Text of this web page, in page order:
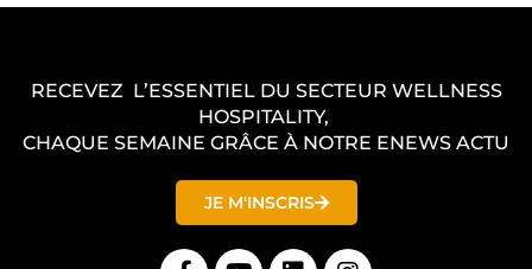
RECEVEZ L’ESSENTIEL DU SECTEUR WELLNESS
HOSPITALITY,
CHAQUE SEMAINE GRÂCE À NOTRE ENEWS ACTU
JE M'INSCRIS
F Y L I